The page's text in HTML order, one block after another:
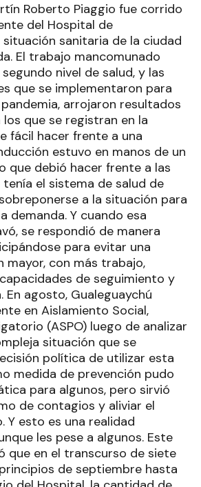
Roberto Piaggio fue corrido
del Hospital de
situación sanitaria de la ciudad
El trabajo mancomunado
nivel de salud, y las
que se implementaron para
arrojaron resultados
que se registran en la
fácil hacer frente a una
estuvo en manos de un
que debió hacer frente a las
el sistema de salud de
a la situación para
demanda. Y cuando esa
se respondió de manera
para evitar una
mayor, con más trabajo,
de seguimiento y
En agosto, Gualeguaychú
en Aislamiento Social,
(ASPO) luego de analizar
situación que se
política de utilizar esta
medida de prevención pudo
para algunos, pero sirvió
de contagios y aliviar el
Y esto es una realidad
les pese a algunos. Este
que en el transcurso de siete
de septiembre hasta